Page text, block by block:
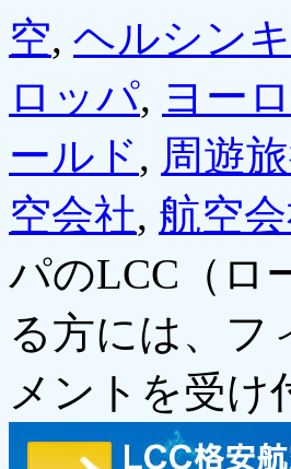
空, ヘルシン
ロッパ, ヨー
ールド, 周遊
空会社, 航空
パのLCC（ロ
る方には、フ
メントを受け